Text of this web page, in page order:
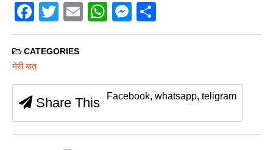
F
a
c
e
b
o
o
T
wi
tt
E
m
W
h
A
p
M
e
n
er
h
CATEGORIES
मेरी बात
Share This Facebook, whatsapp, teligram